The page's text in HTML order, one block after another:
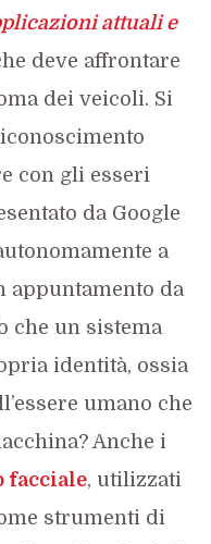
attuali e
deve affrontare
dei veicoli. Si
con gli esseri
da Google
a
appuntamento da
che un sistema
identità, ossia
umano che
Anche i
facciale, utilizzati
strumenti di